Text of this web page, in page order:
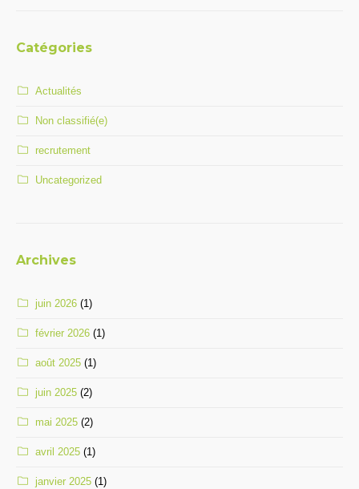
Catégories
Actualités
Non classifié(e)
recrutement
Uncategorized
Archives
juin 2026 (1)
février 2026 (1)
août 2025 (1)
juin 2025 (2)
mai 2025 (2)
avril 2025 (1)
janvier 2025 (1)